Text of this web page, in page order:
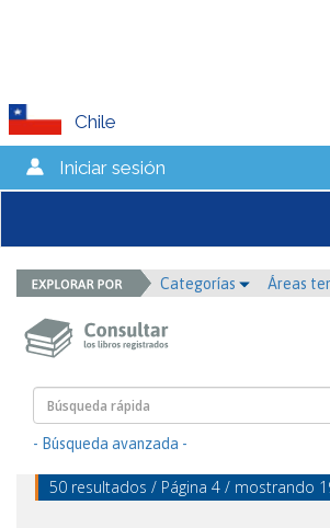
Chile
Iniciar sesión
Categorías Áreas
- Búsqueda avanzada -
50 resultados / Página 4 / mostrando